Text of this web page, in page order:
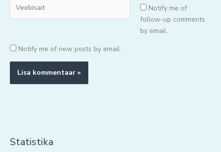
Notify me of
follow-up comments
by email.
Notify me of new posts by email.
Statistika